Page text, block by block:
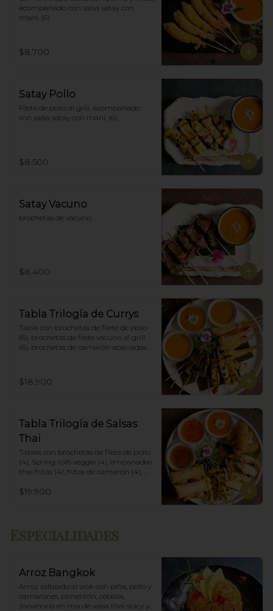
acompañado con salsa satay con
maní. (6)
$8.700
Satay Pollo
Filete de pollo al grill, acompañado
con salsa satay con maní. (6)
$8.500
Satay Vacuno
brochetas de vacuno
$8.400
Tabla Trilogía de Currys
Tabla con brochetas de filete de pollo
(6), brochetas de filete vacuno al grill
(6), brochetas de camarón apanadas
amarillo.
$18.900
Tabla Trilogía de Salsas
Thai
Tablas con brochetas de filete de pollo
(4), Spring rolls veggie (4), empanadas
thai fritas (4), fritos de camarón (4),
Salsa de Maní y Soja spicy.
$19.900
Arroz Bangkok
Arroz salteado al wok con piña, pollo y
camarones, pimentón, cebolla,
zanahoria en mix de salsa thai spicy y